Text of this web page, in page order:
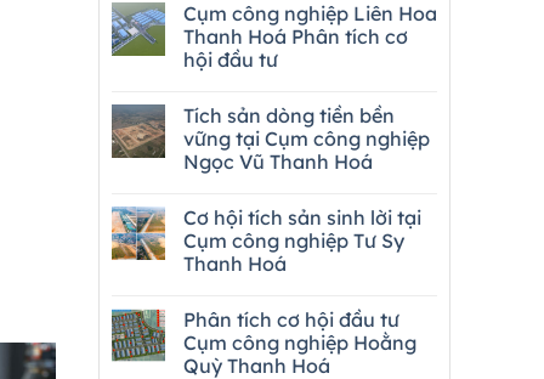
Cụm công nghiệp Liên Hoa
Thanh Hoá Phân tích cơ
hội đầu tư
Tích sản dòng tiền bền
vững tại Cụm công nghiệp
Ngọc Vũ Thanh Hoá
Cơ hội tích sản sinh lời tại
Cụm công nghiệp Tư Sy
Thanh Hoá
Phân tích cơ hội đầu tư
Cụm công nghiệp Hoằng
Quỳ Thanh Hoá